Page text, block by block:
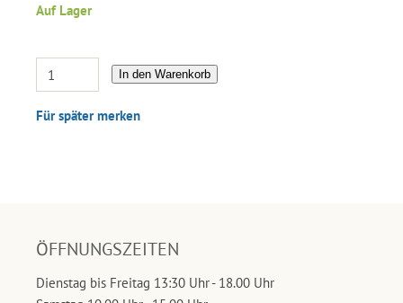
Auf Lager
In den Warenkorb
Für später merken
ÖFFNUNGSZEITEN
Dienstag bis Freitag 13:30 Uhr - 18.00 Uhr